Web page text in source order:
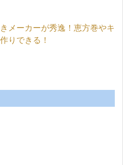
メーカーが秀逸！恵方巻やキ
りできる！